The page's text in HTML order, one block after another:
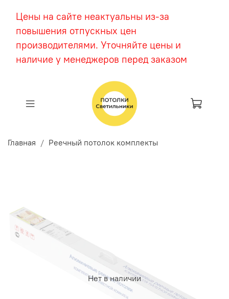
Цены на сайте неактуальны из-за
повышения отпускных цен
производителями. Уточняйте цены и
наличие у менеджеров перед заказом
Главная Реечный потолок комплекты
Нет в наличии